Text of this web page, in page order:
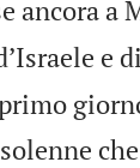
ancora a
e